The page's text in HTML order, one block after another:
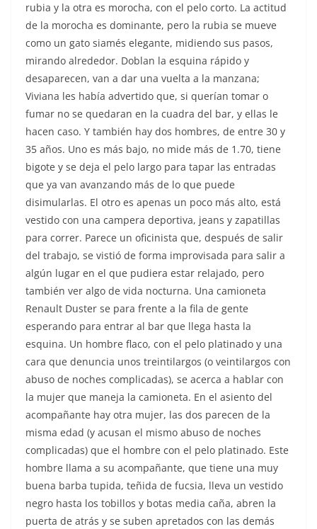
rubia y la otra es morocha, con el pelo corto. La actitud
de la morocha es dominante, pero la rubia se mueve
como un gato siamés elegante, midiendo sus pasos,
mirando alrededor. Doblan la esquina rápido y
desaparecen, van a dar una vuelta a la manzana;
Viviana les había advertido que, si querían tomar o
fumar no se quedaran en la cuadra del bar, y ellas le
hacen caso. Y también hay dos hombres, de entre 30 y
35 años. Uno es más bajo, no mide más de 1.70, tiene
bigote y se deja el pelo largo para tapar las entradas
que ya van avanzando más de lo que puede
disimularlas. El otro es apenas un poco más alto, está
vestido con una campera deportiva, jeans y zapatillas
para correr. Parece un oficinista que, después de salir
del trabajo, se vistió de forma improvisada para salir a
algún lugar en el que pudiera estar relajado, pero
también ver algo de vida nocturna. Una camioneta
Renault Duster se para frente a la fila de gente
esperando para entrar al bar que llega hasta la
esquina. Un hombre flaco, con el pelo platinado y una
cara que denuncia unos treintilargos (o veintilargos con
abuso de noches complicadas), se acerca a hablar con
la mujer que maneja la camioneta. En el asiento del
acompañante hay otra mujer, las dos parecen de la
misma edad (y acusan el mismo abuso de noches
complicadas) que el hombre con el pelo platinado. Este
hombre llama a su acompañante, que tiene una muy
buena barba tupida, teñida de fucsia, lleva un vestido
negro hasta los tobillos y botas media caña, abren la
puerta de atrás y se suben apretados con las demás